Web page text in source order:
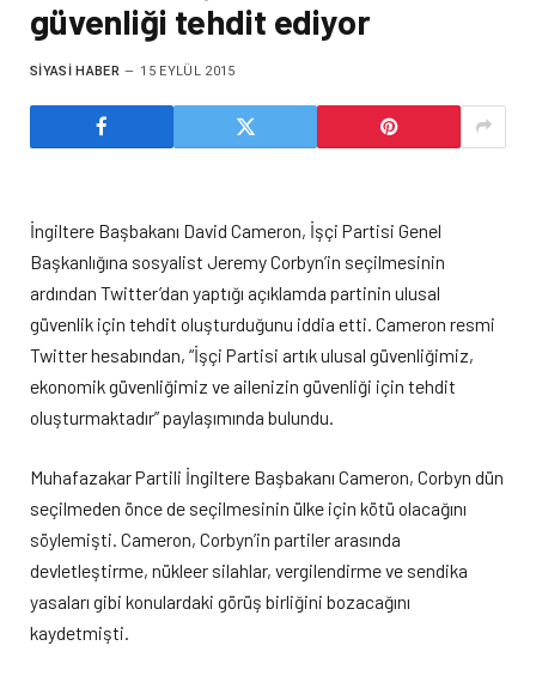
güvenliği tehdit ediyor
SIYASI HABER 15 EYLÜL 2015
İngiltere Başbakanı David Cameron, İşçi Partisi Genel
Başkanlığına sosyalist Jeremy Corbyn’in seçilmesinin
ardından Twitter’dan yaptığı açıklamda partinin ulusal
güvenlik için tehdit oluşturduğunu iddia etti. Cameron resmi
Twitter hesabından, “İşçi Partisi artık ulusal güvenliğimiz,
ekonomik güvenliğimiz ve ailenizin güvenliği için tehdit
oluşturmaktadır” paylaşımında bulundu.
Muhafazakar Partili İngiltere Başbakanı Cameron, Corbyn dün
seçilmeden önce de seçilmesinin ülke için kötü olacağını
söylemişti. Cameron, Corbyn’in partiler arasında
devletleştirme, nükleer silahlar, vergilendirme ve sendika
yasaları gibi konulardaki görüş birliğini bozacağını
kaydetmişti.